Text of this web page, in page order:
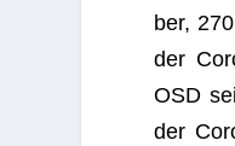
ber,
der
OSD
der